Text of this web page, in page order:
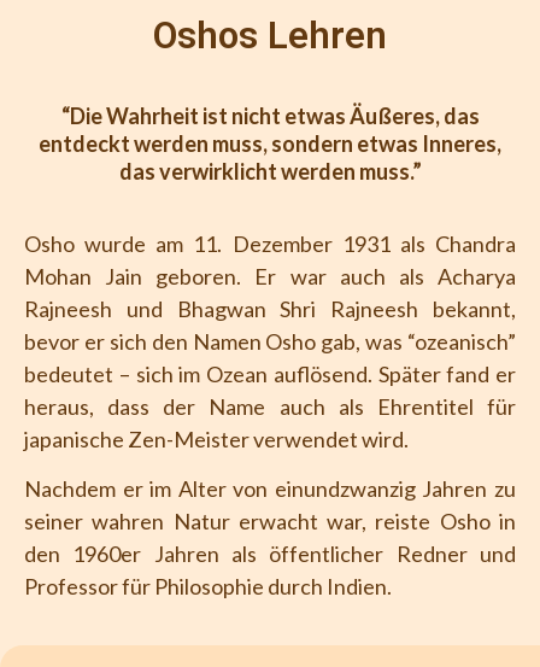
Oshos Lehren
“Die Wahrheit ist nicht etwas Äußeres, das
entdeckt werden muss, sondern etwas Inneres,
das verwirklicht werden muss.”
Osho wurde am 11. Dezember 1931 als Chandra
Mohan Jain geboren. Er war auch als Acharya
Rajneesh und Bhagwan Shri Rajneesh bekannt,
bevor er sich den Namen Osho gab, was “ozeanisch”
bedeutet – sich im Ozean auflösend. Später fand er
heraus, dass der Name auch als Ehrentitel für
japanische Zen-Meister verwendet wird.
Nachdem er im Alter von einundzwanzig Jahren zu
seiner wahren Natur erwacht war, reiste Osho in
den 1960er Jahren als öffentlicher Redner und
Professor für Philosophie durch Indien.